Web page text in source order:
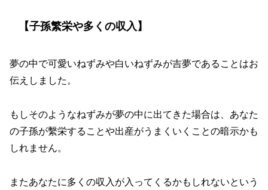
【子孫繁栄や多くの収入】
夢の中で可愛いねずみや白いねずみが吉夢であることはお
伝えしました。
もしそのようなねずみが夢の中に出てきた場合は、あなた
の子孫が繫栄することや出産がうまくいくことの暗示かも
しれません。
またあなたに多くの収入が入ってくるかもしれないという